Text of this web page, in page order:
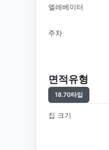
엘레베이터
주차
면적유형
18.70타입
집 크기